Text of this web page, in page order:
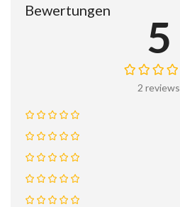
Bewertungen
5
2 reviews